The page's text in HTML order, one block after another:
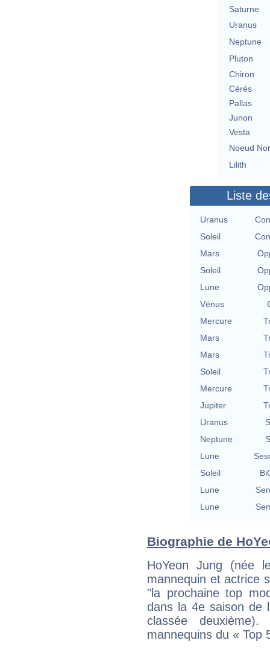
Saturne
Uranus
Neptune
Pluton
Chiron
Cérès
Pallas
Junon
Vesta
Noeud
Lilith
Liste
Uranus
Soleil
Mars
Soleil
Lune
Vénus
Mercure
Mars
Mars
Soleil
Mercure
Jupiter
Uranus
Neptune
Lune
Soleil
Lune
Lune
Biographie de
HoYeon Jung (née
mannequin et actrice
"la prochaine top
dans la 4e saison de
classée
mannequins du « Top